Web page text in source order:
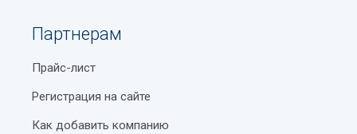
Партнерам
Прайс-лист
Регистрация на сайте
Как добавить компанию